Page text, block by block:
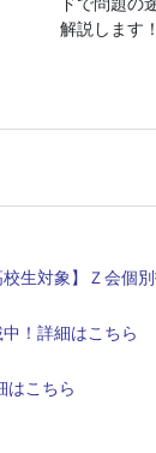
解説します！
生対象】Ｚ会個
！詳細はこちら
はこちら